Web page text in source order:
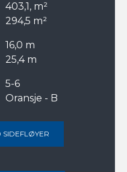
403,1, m²
294,5 m²
16,0 m
25,4 m
5-6
Oransje - B
SIDEFLØYER